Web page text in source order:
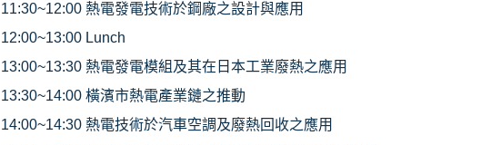
11:30~12:00 熱電發電技術於鋼廠之設計與應用
12:00~13:00 Lunch
13:00~13:30 熱電發電模組及其在日本工業廢熱之應用
13:30~14:00 橫濱市熱電產業鏈之推動
14:00~14:30 熱電技術於汽車空調及廢熱回收之應用